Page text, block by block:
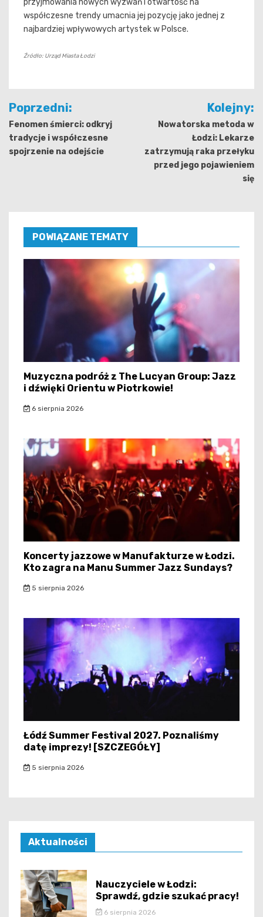
przyjmowania nowych wyzwań i otwartość na
współczesne trendy umacnia jej pozycję jako jednej z
najbardziej wpływowych artystek w Polsce.
Źródło: Urząd Miasta Łodzi
Nawigacja
wpisu
Poprzedni:
Fenomen śmierci: odkryj
tradycje i współczesne
spojrzenie na odejście
Kolejny:
Nowatorska metoda w
Łodzi: Lekarze
zatrzymują raka przełyku
przed jego pojawieniem
się
POWIĄZANE TEMATY
Muzyczna podróż z The Lucyan Group: Jazz
i dźwięki Orientu w Piotrkowie!
6 sierpnia 2026
Koncerty jazzowe w Manufakturze w Łodzi.
Kto zagra na Manu Summer Jazz Sundays?
5 sierpnia 2026
Łódź Summer Festival 2027. Poznaliśmy
datę imprezy! [SZCZEGÓŁY]
5 sierpnia 2026
Aktualności
Nauczyciele w Łodzi:
Sprawdź, gdzie szukać pracy!
6 sierpnia 2026